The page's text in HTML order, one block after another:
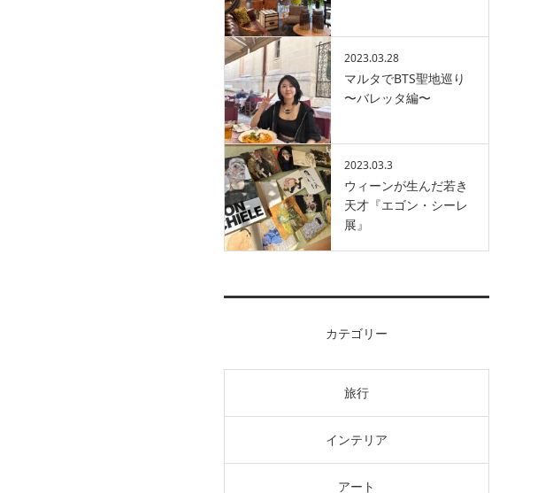
2023.03.28
マルタでBTS聖地巡り
〜バレッタ編〜
2023.03.3
ウィーンが生んだ若き
天才『エゴン・シーレ
展』
カテゴリー
旅行
インテリア
アート